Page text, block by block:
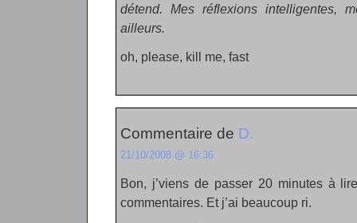
détend. Mes réflexions intelligentes,
ailleurs.
oh, please, kill me, fast
Commentaire de D.
21/10/2008 @ 16:36
Bon, j’viens de passer 20 minutes à
commentaires. Et j’ai beaucoup ri.